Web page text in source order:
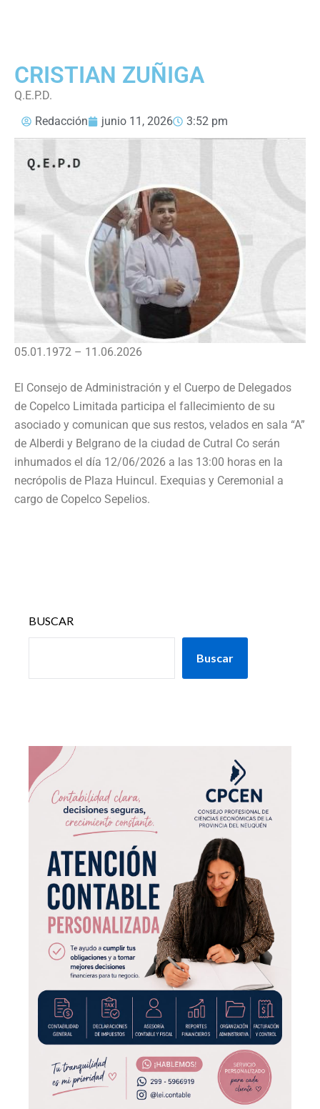
CRISTIAN ZUÑIGA
Q.E.P.D.
Redacción
junio 11, 2026 3:52 pm
05.01.1972 – 11.06.2026
El Consejo de Administración y el Cuerpo de Delegados
de Copelco Limitada participa el fallecimiento de su
asociado y comunican que sus restos, velados en sala “A”
de Alberdi y Belgrano de la ciudad de Cutral Co serán
inhumados el día 12/06/2026 a las 13:00 horas en la
necrópolis de Plaza Huincul. Exequias y Ceremonial a
cargo de Copelco Sepelios.
BUSCAR
Buscar